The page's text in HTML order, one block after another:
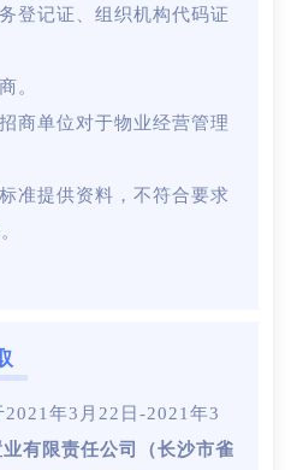
登记证、组织机构代码证
。
商单位对于物业经营管理
准提供资料，不符合要求
年3月22日-2021年3
有限责任公司（长沙市雀